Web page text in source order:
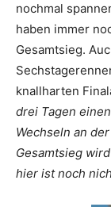
nochmal
haben immer
Gesamtsieg.
knallharten
drei Tagen
Wechseln an
Gesamtsieg
hier ist noch